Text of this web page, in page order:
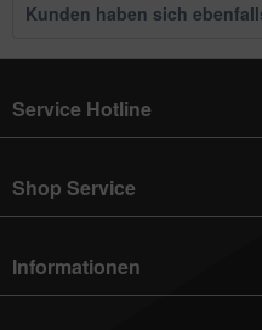
Kunden haben sich
Service Hotline
Shop Service
Informationen